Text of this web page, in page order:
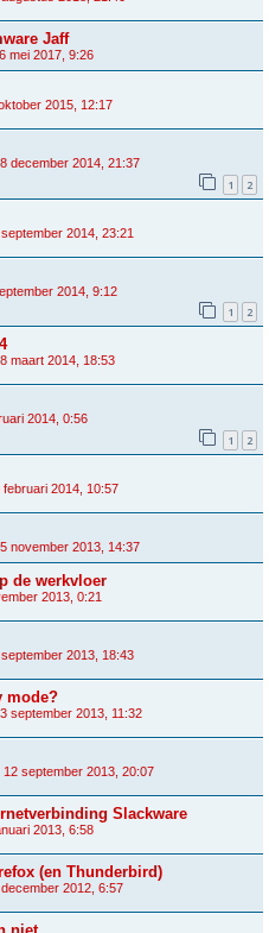
Jaff
mei 2017, 9:26
2015, 12:17
december 2014, 21:37
1 2
2014, 23:21
2014, 9:12
1 2
maart 2014, 18:53
2014, 0:56
1 2
februari 2014, 10:57
november 2013, 14:37
de werkvloer
2013, 0:21
september 2013, 18:43
mode?
september 2013, 11:32
12 september 2013, 20:07
Slackware
2013, 6:58
(en Thunderbird)
2012, 6:57